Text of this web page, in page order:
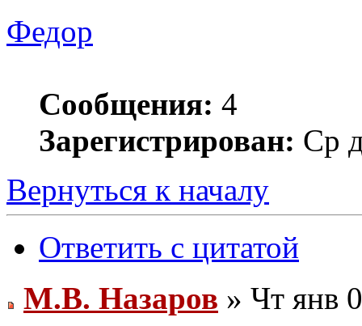
Федор
Сообщения: 4
Зарегистрирован: Ср
Вернуться к началу
Ответить с цитатой
М.В. Назаров » Чт янв